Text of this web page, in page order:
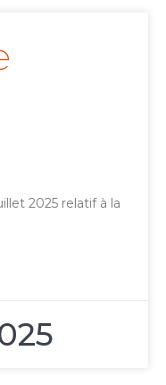
2025 relatif à la